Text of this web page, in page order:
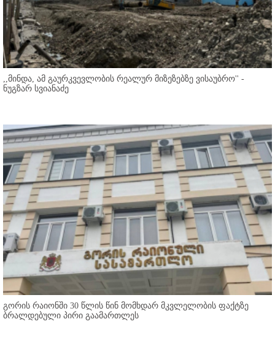
,,მინდა, ამ გაურკვევლობის რეალურ მიზეზებზე ვისაუბრო'' -
ნუგზარ სვიანაძე
გორის რაიონში 30 წლის წინ მომხდარ მკვლელობის ფაქტზე
ბრალდებული პირი გაამართლეს